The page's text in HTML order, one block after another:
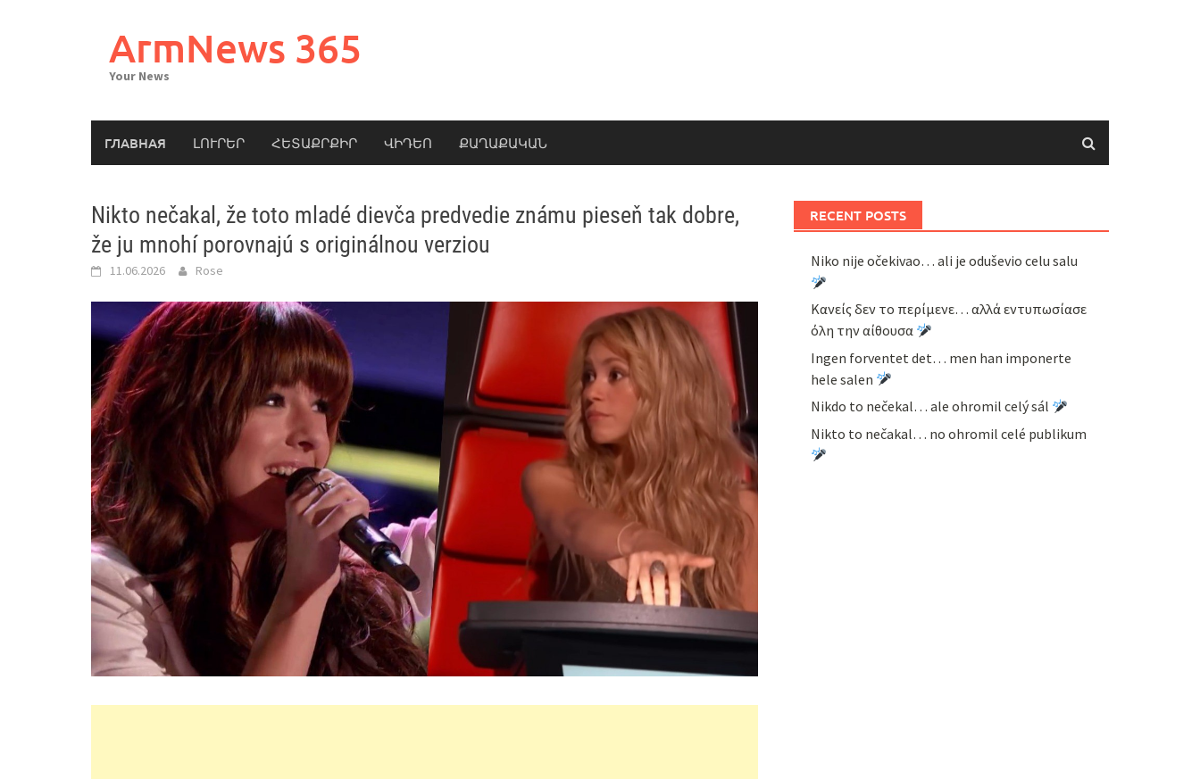
ArmNews 365
Your News
ГЛАВНАЯ ԼՈՒՐԵՐ ՀԵՏԱՔՐՔԻՐ ՎԻԴԵՈ ՔԱՂԱՔԱԿԱՆ
Nikto nečakal, že toto mladé dievča predvedie známu pieseň tak dobre,
že ju mnohí porovnajú s originálnou verziou
11.06.2026 Rose
RECENT POSTS
Niko nije očekivao… ali je oduševio celu salu
Κανείς δεν το περίμενε… αλλά εντυπωσίασε
όλη την αίθουσα
Ingen forventet det… men han imponerte
hele salen
Nikdo to nečekal… ale ohromil celý sál
Nikto to nečakal… no ohromil celé publikum